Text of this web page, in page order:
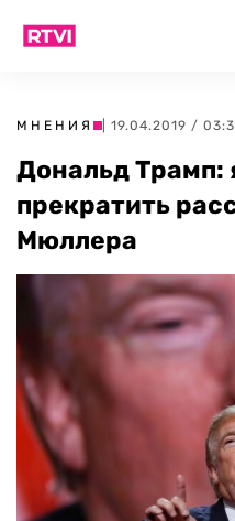
МНЕНИЯ | 19.04.2019 /
Дональд Трамп:
прекратить
Мюллера